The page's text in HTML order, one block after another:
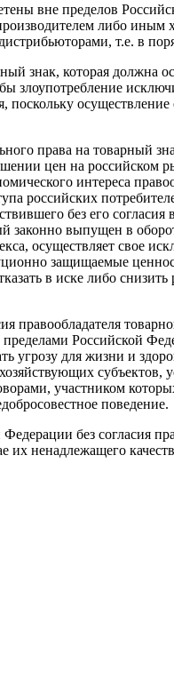
вне пределов
либо
т.е. в
знак, которая должна
злоупотребление
поскольку
права на товарный
цен на российском
интереса
российских
без его согласия
законно выпущен в
осуществляет свое
защищаемые
в иске либо
правообладателя
Российской
угрозу для жизни и
субъектов,
участником
поведение.
без согласия
ненадлежащего